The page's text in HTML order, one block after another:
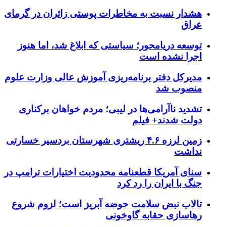
هشدار نسبت به مخاطرات پوستی زائران در گرمای
عراق
توسعه دریامحور؛ سیاستی که ابلاغ شد، اما هنوز
اجرا نشده است
مدیرکل دفتر برنامه‌ریزی آموزش عالی وزارت علوم
منصوب شد
تشدید ناآرامی‌ها در لیبی؛ مردم خواهان برکناری
دولت شدند+ فیلم
زمین لرزه ۴.۶ ریشتری شهرستان بردسیر خسارتی
نداشت
سنای آمریکا قطعنامه محدودیت اختیارات ترامپ در
جنگ با ایران را رد کرد
تالاب نبض سلامت حوضه آبریز است؛ لزوم شروع
رهاسازی حقابه گاوخونی